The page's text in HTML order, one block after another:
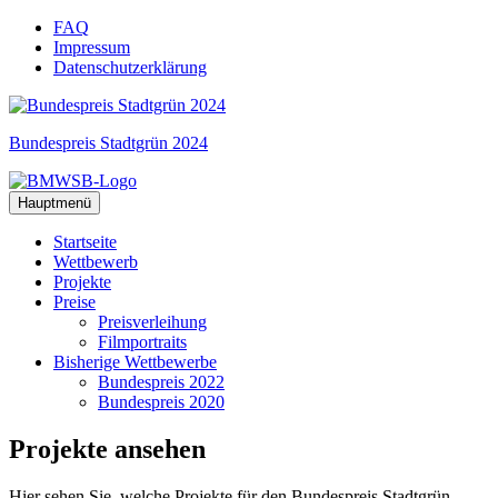
Zum
Inhalt
springen
FAQ
Impressum
Datenschutzerklärung
Bundespreis Stadtgrün 2024
Hauptmenü
Startseite
Wettbewerb
Projekte
Preise
Preisverleihung
Filmportraits
Bisherige Wettbewerbe
Bundespreis 2022
Bundespreis 2020
Projekte ansehen